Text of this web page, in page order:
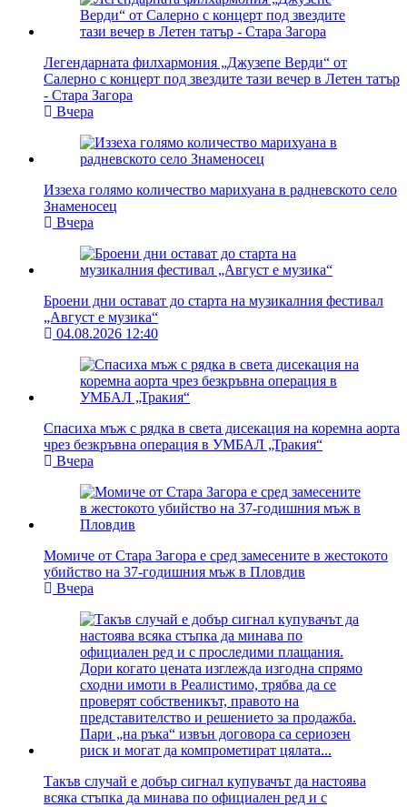
Легендарната филхармония „Джузепе Верди“ от
Салерно с концерт под звездите тази вечер в Летен татър
- Стара Загора
Вчера
Иззеха голямо количество марихуана в радневското село
Знаменосец
Вчера
Броени дни остават до старта на музикалния фестивал
„Август е музика“
04.08.2026 12:40
Спасиха мъж с рядка в света дисекация на коремна аорта
чрез безкръвна операция в УМБАЛ „Тракия“
Вчера
Момиче от Стара Загора е сред замесените в жестокото
убийство на 37-годишния мъж в Пловдив
Вчера
Такъв случай е добър сигнал купувачът да настоява
всяка стъпка да минава по официален ред и с